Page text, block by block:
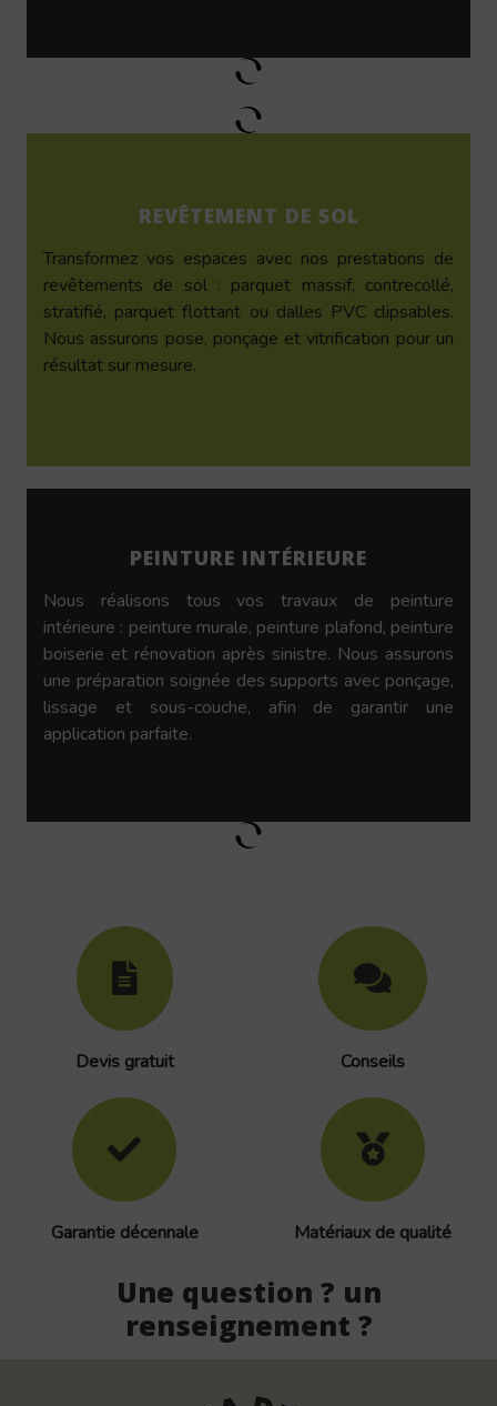
REVÊTEMENT DE SOL
Transformez vos espaces avec nos prestations de
revêtements de sol : parquet massif, contrecollé,
stratifié, parquet flottant ou dalles PVC clipsables.
Nous assurons pose, ponçage et vitrification pour un
résultat sur mesure.
PEINTURE INTÉRIEURE
Nous réalisons tous vos travaux de peinture
intérieure : peinture murale, peinture plafond, peinture
boiserie et rénovation après sinistre. Nous assurons
une préparation soignée des supports avec ponçage,
lissage et sous-couche, afin de garantir une
application parfaite.
Devis gratuit Conseils
Garantie décennale Matériaux de qualité
Une question ? un
renseignement ?